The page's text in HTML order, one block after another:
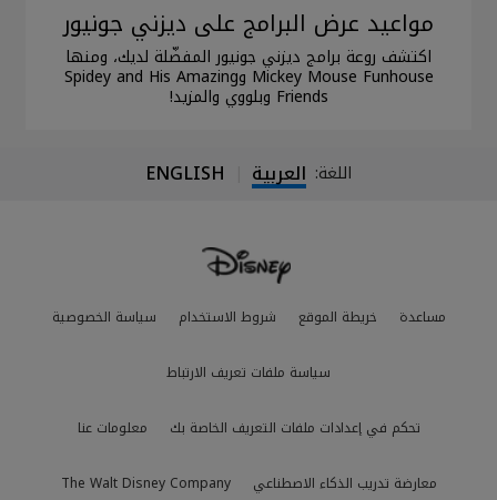
مواعيد عرض البرامج على ديزني جونيور
اكتشف روعة برامج ديزني جونيور المفضّلة لديك، ومنها
Mickey Mouse Funhouse وSpidey and His Amazing
Friends وبلووي والمزيد!
اللغة: العربية ENGLISH
مساعدة خريطة الموقع شروط الاستخدام سياسة الخصوصية
سياسة ملفات تعريف الارتباط
تحكم في إعدادات ملفات التعريف الخاصة بك معلومات عنا
معارضة تدريب الذكاء الاصطناعي The Walt Disney Company